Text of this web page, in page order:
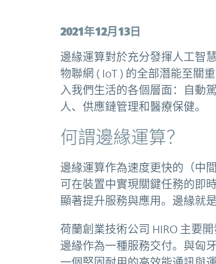
2021年12月13日
邊緣運算對於充分發揮人工智
物聯網 ( IoT ) 的全部潛能至關
入我們生活的各個層面：自動
人、供應鏈管理和醫療保健。
何謂邊緣運算？
邊緣運算作為速度更快的（中
可在裝置中實現關鍵任務的即
顯著提升服務與應用。邊緣就
荷蘭創業技術公司 HIRO 主要
邊緣作為一種服務交付。與匈